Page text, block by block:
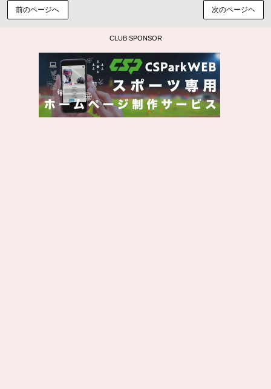
前のページへ 次のページヘ
CLUB SPONSOR